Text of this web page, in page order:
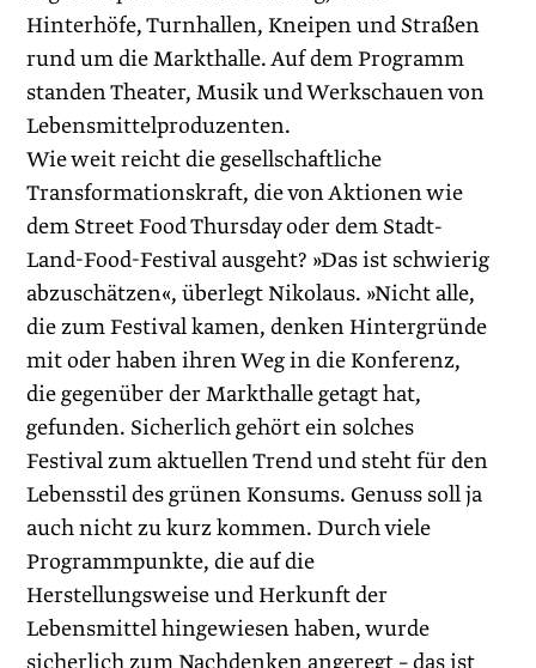
Hinterhöfe, Turnhallen, Kneipen und Straßen
rund um die Markthalle. Auf dem Programm
standen Theater, Musik und Werkschauen von
Lebensmittelproduzenten.
Wie weit reicht die gesellschaftliche
Transformationskraft, die von Aktionen wie
dem Street Food Thursday oder dem Stadt-
Land-Food-Festival ausgeht? »Das ist schwierig
abzuschätzen«, überlegt Nikolaus. »Nicht alle,
die zum Festival kamen, denken Hintergründe
mit oder haben ihren Weg in die Konferenz,
die gegenüber der Markthalle getagt hat,
gefunden. Sicherlich gehört ein solches
Festival zum aktuellen Trend und steht für den
Lebensstil des grünen Konsums. Genuss soll ja
auch nicht zu kurz kommen. Durch viele
Programmpunkte, die auf die
Herstellungsweise und Herkunft der
Lebensmittel hingewiesen haben, wurde